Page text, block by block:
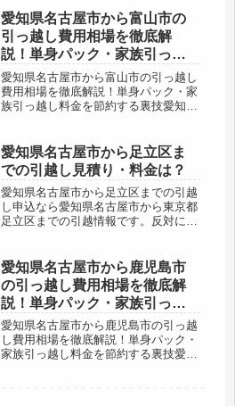
越情報がある程度参考になると思いま
す。愛知県名古屋市から吹田市までの
距離...
愛知県名古屋市から富山市の
引っ越し費用相場を徹底解
説！単身パック・家族引っ越
し料金を節約する裏技
愛知県名古屋市から富山市の引っ越し
費用相場を徹底解説！単身パック・家
族引っ越し料金を節約する裏技愛知県
古屋市への引越し予定のある人も参考
にしてください。富山市まではだいた
い...
愛知県名古屋市から足立区ま
での引越し見積り・料金は？
愛知県名古屋市から足立区までの引越
し申込なら愛知県名古屋市から東京都
足立区までの引越情報です。反対に足
立区までは約370kmあるので料金もそ
こそこ高くなります。早めの準備が...
愛知県名古屋市から鹿児島市
の引っ越し費用相場を徹底解
説！単身パック・家族引っ越
し料金を節約する裏技
愛知県名古屋市から鹿児島市の引っ越
し費用相場を徹底解説！単身パック・
家族引っ越し料金を節約する裏技愛知